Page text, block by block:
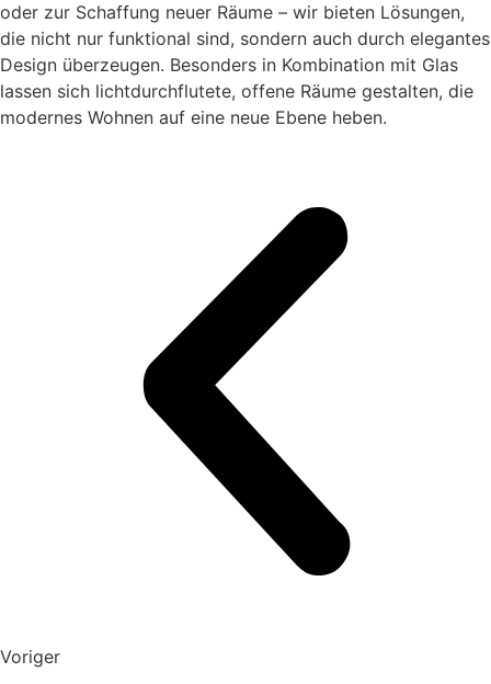
oder zur Schaffung neuer Räume – wir bieten Lösungen,
die nicht nur funktional sind, sondern auch durch elegantes
Design überzeugen. Besonders in Kombination mit Glas
lassen sich lichtdurchflutete, offene Räume gestalten, die
modernes Wohnen auf eine neue Ebene heben.
Voriger